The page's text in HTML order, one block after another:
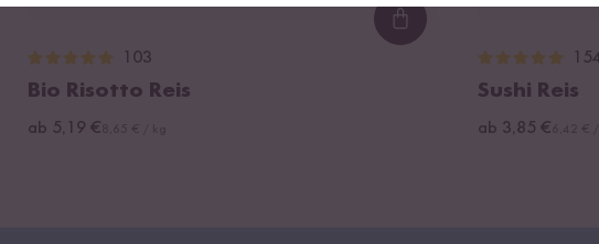
Loading...
103
Bio Risotto Reis
ab 5,19 €
Sushi Reis
ab 3,85 €